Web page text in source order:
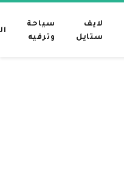
لايف
ستايل
سياحة
وترفيه